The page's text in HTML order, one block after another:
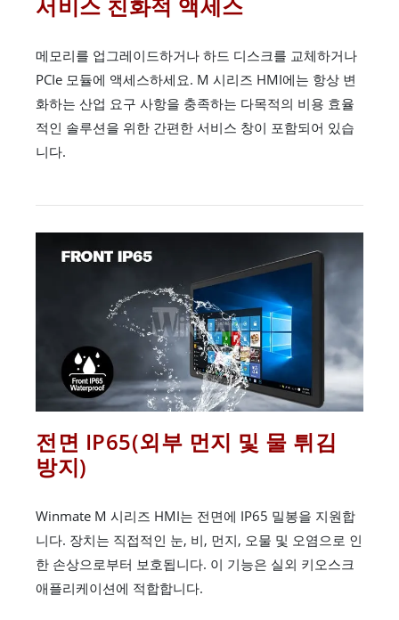
메모리를 업그레이드하거나 하드 디스크를 교체하거나
PCIe 모듈에 액세스하세요. M 시리즈 HMI에는 항상 변
화하는 산업 요구 사항을 충족하는 다목적의 비용 효율
적인 솔루션을 위한 간편한 서비스 창이 포함되어 있습
니다.
전면 IP65(외부 먼지 및 물 튀김
방지)
Winmate M 시리즈 HMI는 전면에 IP65 밀봉을 지원합
니다. 장치는 직접적인 눈, 비, 먼지, 오물 및 오염으로 인
한 손상으로부터 보호됩니다. 이 기능은 실외 키오스크
애플리케이션에 적합합니다.